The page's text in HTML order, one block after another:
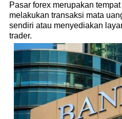
Pasar forex merupakan
melakukan transaksi mata
sendiri atau menyediakan
trader.